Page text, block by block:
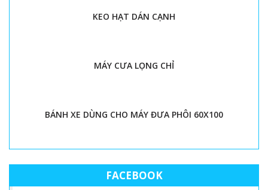
KEO HẠT DÁN CẠNH
MÁY CƯA LỌNG CHỈ
BÁNH XE DÙNG CHO MÁY ĐƯA PHÔI 60X100
FACEBOOK